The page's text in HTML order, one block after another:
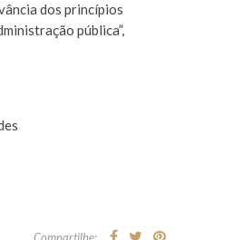
dos princípios
pública”,